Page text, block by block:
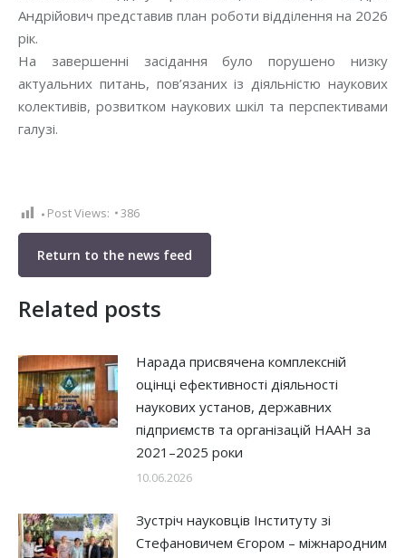
Андрійович представив план роботи відділення на 2026
рік.
На завершенні засідання було порушено низку
актуальних питань, пов’язаних із діяльністю наукових
колективів, розвитком наукових шкіл та перспективами
галузі.
Post Views: 386
Return to the news feed
Related posts
Нарада присвячена комплексній
оцінці ефективності діяльності
наукових установ, державних
підприємств та організацій НААН за
2021–2025 роки
10.06.2026
Зустріч науковців Інституту зі
Стефановичем Єгором – міжнародним